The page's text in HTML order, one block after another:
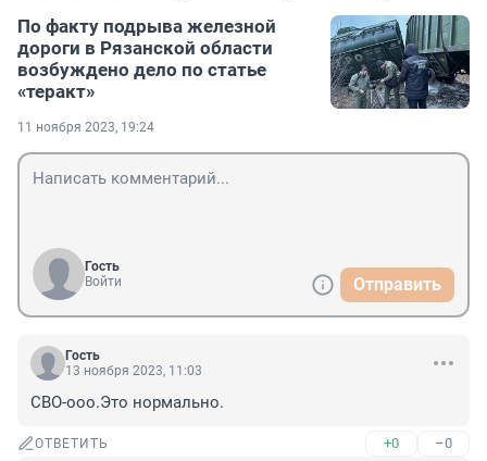
По факту подрыва железной
дороги в Рязанской области
возбуждено дело по статье
«теракт»
11 ноября 2023, 19:24
Гость
Войти
Отправить
Гость
13 ноября 2023, 11:03
СВО-ооо.Это нормально.
ОТВЕТИТЬ +0 –0